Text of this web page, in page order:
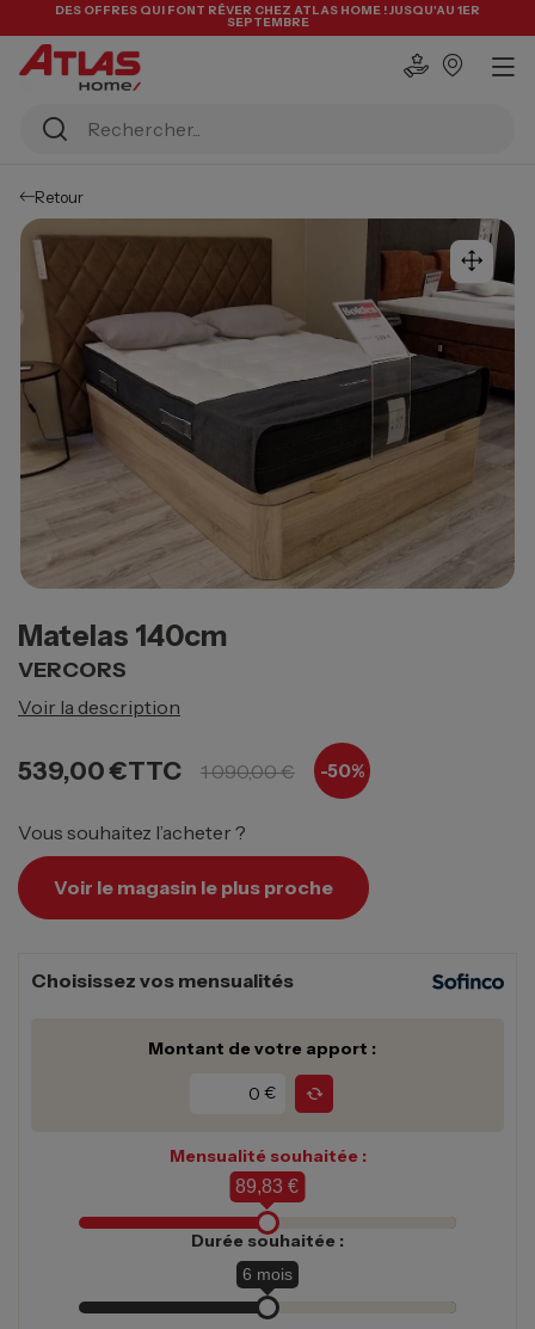
DES OFFRES QUI FONT RÊVER CHEZ ATLAS HOME ! JUSQU'AU 1ER
SEPTEMBRE
Retour
Matelas 140cm
VERCORS
Voir la description
539,00 €TTC 1 090,00 € -50%
Vous souhaitez l’acheter ?
Voir le magasin le plus proche
Choisissez vos mensualités
Montant de votre apport :
€
Mensualité souhaitée :
89,83 €
Durée souhaitée :
6 mois